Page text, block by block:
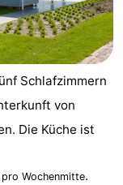
Schlafzimmern
von
Die Küche ist
pro Wochenmitte.